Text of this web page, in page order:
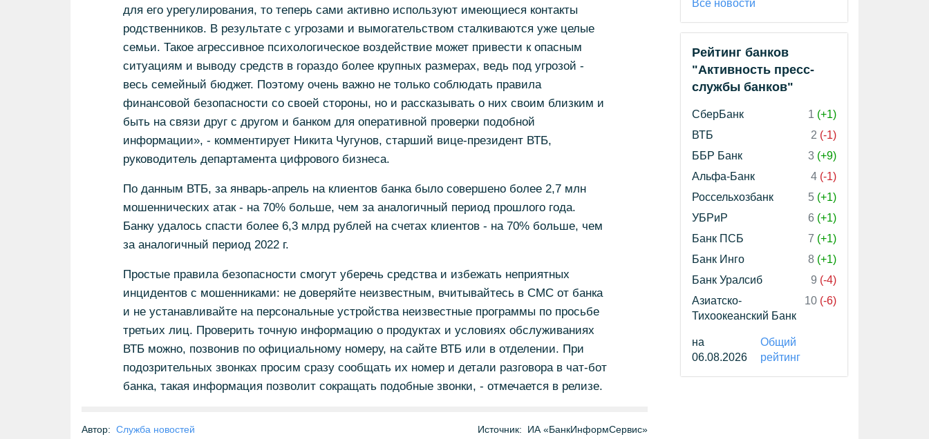
для его урегулирования, то теперь сами активно используют имеющиеся контакты
родственников. В результате с угрозами и вымогательством сталкиваются уже целые
семьи. Такое агрессивное психологическое воздействие может привести к опасным
ситуациям и выводу средств в гораздо более крупных размерах, ведь под угрозой -
весь семейный бюджет. Поэтому очень важно не только соблюдать правила
финансовой безопасности со своей стороны, но и рассказывать о них своим близким и
быть на связи друг с другом и банком для оперативной проверки подобной
информации», - комментирует Никита Чугунов, старший вице-президент ВТБ,
руководитель департамента цифрового бизнеса.
По данным ВТБ, за январь-апрель на клиентов банка было совершено более 2,7 млн
мошеннических атак - на 70% больше, чем за аналогичный период прошлого года.
Банку удалось спасти более 6,3 млрд рублей на счетах клиентов - на 70% больше, чем
за аналогичный период 2022 г.
Простые правила безопасности смогут уберечь средства и избежать неприятных
инцидентов с мошенниками: не доверяйте неизвестным, вчитывайтесь в СМС от банка
и не устанавливайте на персональные устройства неизвестные программы по просьбе
третьих лиц. Проверить точную информацию о продуктах и условиях обслуживаниях
ВТБ можно, позвонив по официальному номеру, на сайте ВТБ или в отделении. При
подозрительных звонках просим сразу сообщать их номер и детали разговора в чат-бот
банка, такая информация позволит сокращать подобные звонки, - отмечается в релизе.
Автор: Служба новостей Источник: ИА «БанкИнформСервис»
Все новости
Рейтинг банков
"Активность пресс-
службы банков"
СберБанк 1 (+1)
ВТБ
2 (-1)
ББР Банк
3 (+9)
Альфа-Банк
4 (-1)
Россельхозбанк
5 (+1)
УБРиР
6 (+1)
Банк ПСБ
7 (+1)
Банк Инго
8 (+1)
Банк Уралсиб
9 (-4)
Азиатско-
Тихоокеанский Банк
10 (-6)
на
06.08.2026
Общий
рейтинг